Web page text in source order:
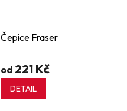
Čepice Fraser
od 221 Kč
DETAIL